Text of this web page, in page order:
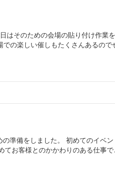
はそのための会場の貼り付け作業
の楽しい催しもたくさんあるので
準備をしました。 初めてのイベ
お客様とのかかわりのある仕事で